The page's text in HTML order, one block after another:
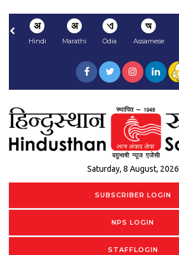
अ
Hindi
अ
Marathi
ଏ
Odia
অ
Assamese
Saturday, 8 August, 2026
SUBSCRIBER LOGIN
NPS LOGIN
STAFFLOGIN